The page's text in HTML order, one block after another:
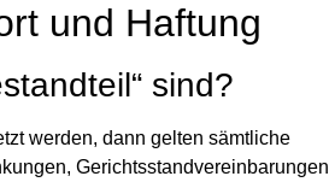
und Haftung
sind?
werden, dann gelten sämtliche
Gerichtsstandvereinbarungen